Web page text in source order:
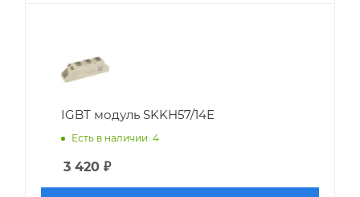
IGBT модуль SKKH57/14E
Есть в наличии: 4
3 420 ₽